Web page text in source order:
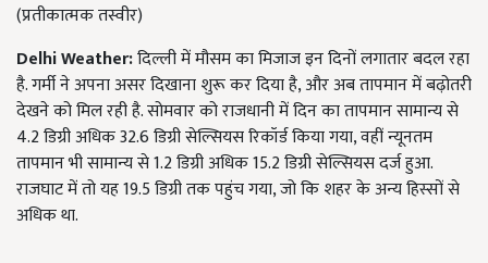
(प्रतीकात्मक तस्वीर)
Delhi Weather:दिल्ली में मौसम का मिजाज इन दिनों लगातार बदल रहा
है. गर्मी ने अपना असर दिखाना शुरू कर दिया है, और अब तापमान में बढ़ोतरी
देखने को मिल रही है. सोमवार को राजधानी में दिन का तापमान सामान्य से
4.2 डिग्री अधिक 32.6 डिग्री सेल्सियस रिकॉर्ड किया गया, वहीं न्यूनतम
तापमान भी सामान्य से 1.2 डिग्री अधिक 15.2 डिग्री सेल्सियस दर्ज हुआ.
राजघाट में तो यह 19.5 डिग्री तक पहुंच गया, जो कि शहर के अन्य हिस्सों से
अधिक था.